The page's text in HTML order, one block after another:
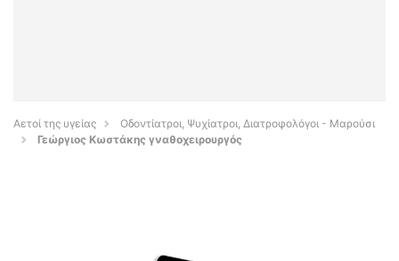
Αετοί της υγείας
Οδοντίατροι, Ψυχίατροι, Διατροφολόγοι - Μαρούσι
Γεώργιος Κωστάκης γναθοχειρουργός